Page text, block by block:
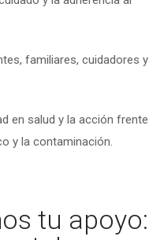
familiares, cuidadores y
en salud y la acción frente
y la contaminación.
tu apoyo: